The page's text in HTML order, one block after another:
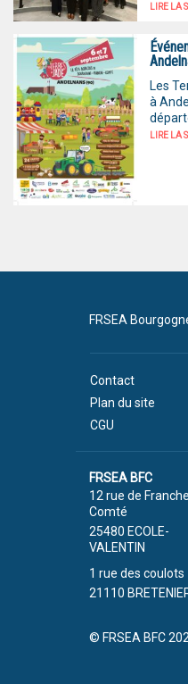
LIRE LA
Les
à
LIRE LA
FRSEA
Contact
Plan du site
CGU
FRSEA BFC
12 rue de
Comté
25480 ECOLE-
VALENTIN
1 rue des coulots
21110
© FRSEA BFC